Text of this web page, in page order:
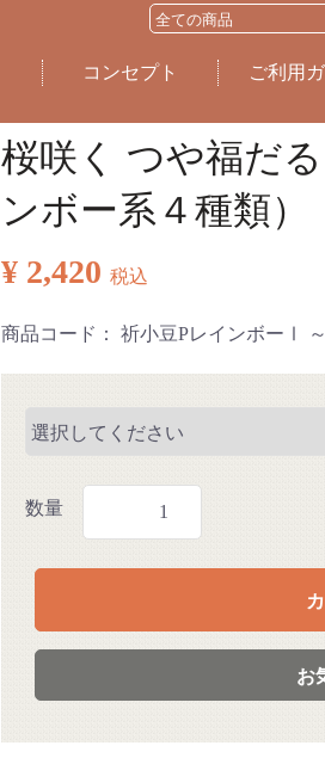
コンセプト ご利用
桜咲く つや福だ
ンボー系４種類）
¥ 2,420 税込
商品コード： 祈小豆PレインボーⅠ
数量
お